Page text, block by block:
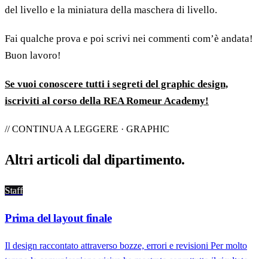
del livello e la miniatura della maschera di livello.
Fai qualche prova e poi scrivi nei commenti com’è andata!
Buon lavoro!
Se vuoi conoscere tutti i segreti del graphic design,
iscriviti al corso della REA Romeur Academy!
// CONTINUA A LEGGERE · GRAPHIC
Altri articoli dal dipartimento.
Staff
Prima del layout finale
Il design raccontato attraverso bozze, errori e revisioni Per molto